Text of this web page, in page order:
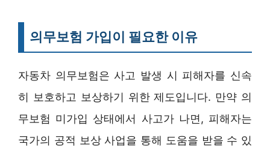
의무보험 가입이 필요한 이유
자동차 의무보험은 사고 발생 시 피해자를 신속
히 보호하고 보상하기 위한 제도입니다. 만약 의
무보험 미가입 상태에서 사고가 나면, 피해자는
국가의 공적 보상 사업을 통해 도움을 받을 수 있